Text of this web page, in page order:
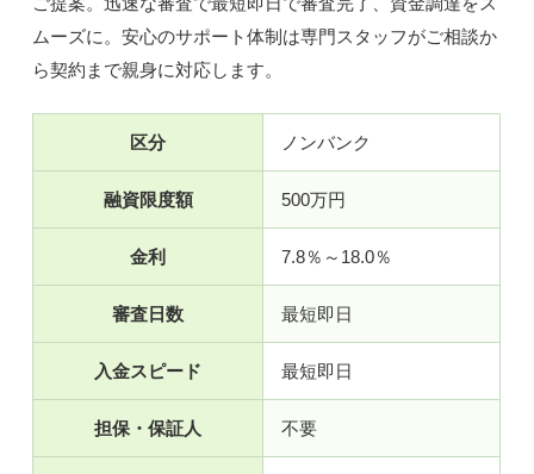
ムーズに。安心のサポート体制は専門スタッフがご相談か
ら契約まで親身に対応します。
区分 ノンバンク
融資限度額 500万円
金利 7.8％～18.0％
審査日数 最短即日
入金スピード 最短即日
担保・保証人 不要